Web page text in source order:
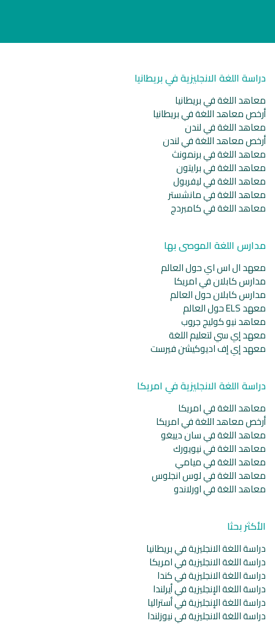
دراسة اللغة الانجليزية في بريطانيا
معاهد اللغة في بريطانيا
أرخص معاهد اللغة في بريطانيا
معاهد اللغة في لندن
أرخص معاهد اللغة في لندن
معاهد اللغة في برنمونث
معاهد اللغة في برايتون
معاهد اللغة في ليفربول
معاهد اللغة في مانشستر
معاهد اللغة في كامبردج
مدارس اللغة الموصى بها
معهد ال اس اي حول العالم
مدارس كابلان في امريكا
مدارس كابلان حول العالم
معهد ELS حول العالم
معاهد نيو كوليج جروب
معهد إي سي لتعليم اللغة
معهد إي إف اديوكيشن فيرست
دراسة اللغة الانجليزية في امريكا
معاهد اللغة في امريكا
أرخص معاهد اللغة في امريكا
معاهد اللغة في سان دييغو
معاهد اللغة في نيويورك
معاهد اللغة في ميامي
معاهد اللغة في لوس انجلوس
معاهد اللغة في اورلاندو
الأكثر بحثا
دراسة اللغة الانجليزية في بريطانيا
دراسة اللغة الانجليزية في امريكا
دراسة اللغة الانجليزية في كندا
دراسة اللغة الإنجليزية في أيرلندا
دراسة اللغة الإنجليزية في أستراليا
دراسة اللغة الانجليزية في نيوزلندا